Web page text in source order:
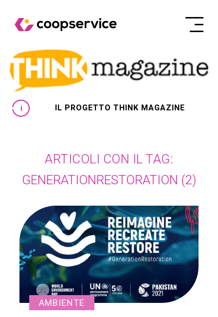
IL PROGETTO THINK MAGAZINE
GENERATIONRESTORATION (2)
ARTICOLI CON IL TAG:
AMBIENTE